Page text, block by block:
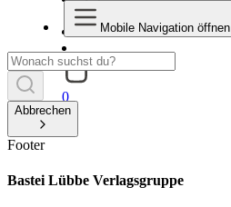
0
Mobile Navigation öffnen
Abbrechen
Footer
Bastei Lübbe Verlagsgruppe